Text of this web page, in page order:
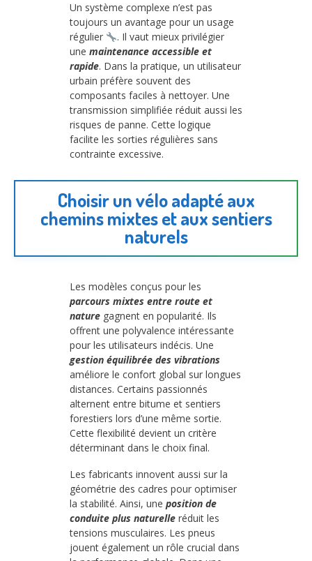
Un système complexe n’est pas
toujours un avantage pour un usage
régulier
. Il vaut mieux privilégier
une maintenance accessible et
rapide. Dans la pratique, un utilisateur
urbain préfère souvent des
composants faciles à nettoyer. Une
transmission simplifiée réduit aussi les
risques de panne. Cette logique
facilite les sorties régulières sans
contrainte excessive.
Choisir un vélo adapté aux
chemins mixtes et aux sentiers
naturels
Les modèles conçus pour les
parcours mixtes entre route et
nature gagnent en popularité. Ils
offrent une polyvalence intéressante
pour les utilisateurs indécis. Une
gestion équilibrée des vibrations
améliore le confort global sur longues
distances. Certains passionnés
alternent entre bitume et sentiers
forestiers lors d’une même sortie.
Cette flexibilité devient un critère
déterminant dans le choix final.
Les fabricants innovent aussi sur la
géométrie des cadres pour optimiser
la stabilité. Ainsi, une position de
conduite plus naturelle réduit les
tensions musculaires. Les pneus
jouent également un rôle crucial dans